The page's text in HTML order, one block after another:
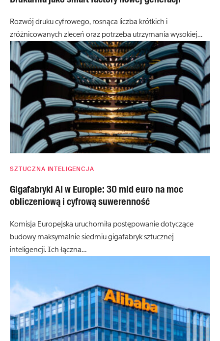
Rozwój druku cyfrowego, rosnąca liczba krótkich i
zróżnicowanych zleceń oraz potrzeba utrzymania wysokiej…
SZTUCZNA INTELIGENCJA
Gigafabryki AI w Europie: 30 mld euro na moc
obliczeniową i cyfrową suwerenność
Komisja Europejska uruchomiła postępowanie dotyczące
budowy maksymalnie siedmiu gigafabryk sztucznej
inteligencji. Ich łączna…